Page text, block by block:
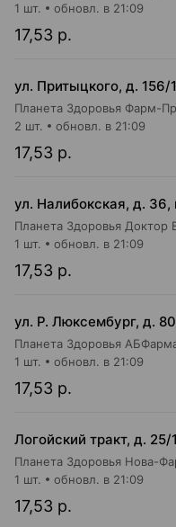
17,53 р.
1 шт. обновл. в 21:09
17,53 р.
2 шт. обновл. в 21:09
ул. Налибокская, д.
17,53 р.
1 шт. обновл. в 21:09
ул. Р. Люксембург, д.
17,53 р.
1 шт. обновл. в 21:09
Логойский тракт, д. 25/1
17,53 р.
1 шт. обновл. в 21:09